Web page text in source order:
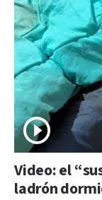
Video: el
ladrón